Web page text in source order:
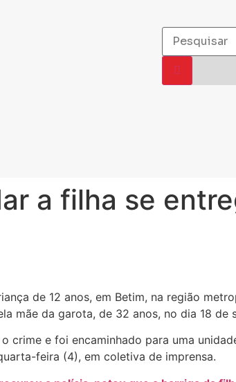
a filha se
de 12 anos, em Betim, na região
mãe da garota, de 32 anos, no dia 18 de
e foi encaminhado para uma
feira (4), em coletiva de imprensa.